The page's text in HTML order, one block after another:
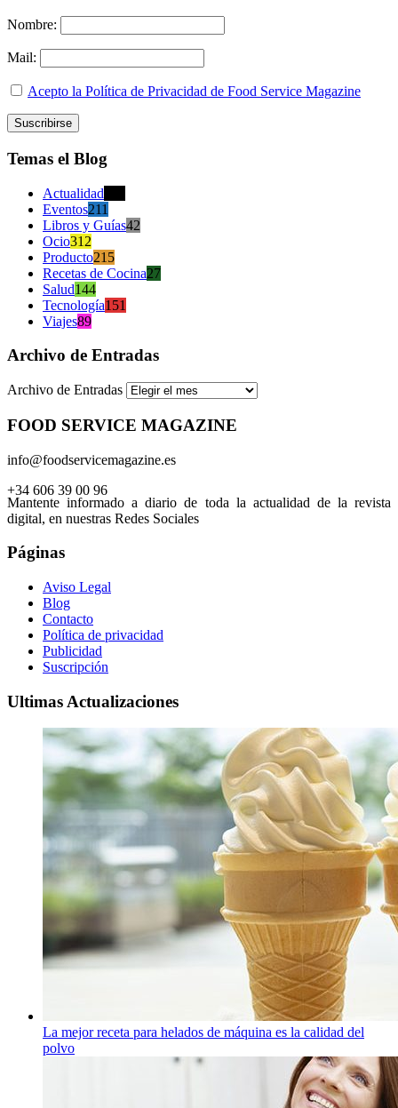
Nombre:
Mail:
Acepto la Política de Privacidad de Food Service Magazine
Temas el Blog
Actualidad
Eventos211
Libros y Guías42
Ocio312
Producto215
Recetas de Cocina27
Salud144
Tecnología151
Viajes89
Archivo de Entradas
Archivo de Entradas
FOOD SERVICE MAGAZINE
info@foodservicemagazine.es
+34 606 39 00 96
Mantente informado a diario de toda la actualidad de la revista
digital, en nuestras Redes Sociales
Páginas
Aviso Legal
Blog
Contacto
Política de privacidad
Publicidad
Suscripción
Ultimas Actualizaciones
La mejor receta para helados de máquina es la calidad del
polvo